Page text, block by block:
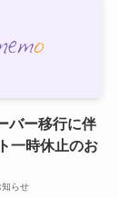
バー移行に伴
一時休止のお
知らせ